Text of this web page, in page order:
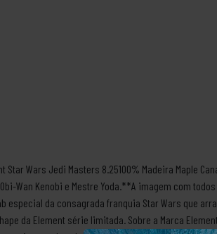
Star Wars Jedi Masters 8.25100% Madeira Maple
Wan Kenobi e Mestre Yoda.**A imagem com
especial da consagrada franquia Star Wars que
da Element série limitada. Sobre a Marca